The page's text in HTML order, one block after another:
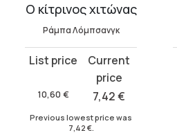
Ο κίτρινος χιτώνας
Ράμπα Λόμπσανγκ
10,60 €
Original
was:
10,60 €.
7,42€
Current
7,42 €.
Previous lowest price was
7,42 €.